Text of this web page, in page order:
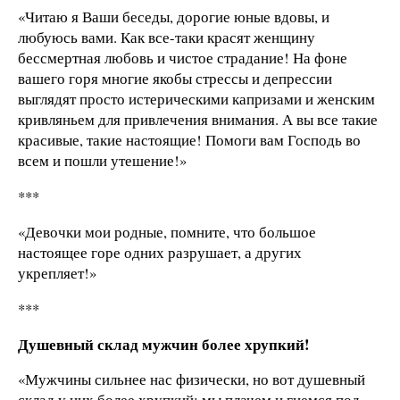
«Читаю я Ваши беседы, дорогие юные вдовы, и
любуюсь вами. Как все-таки красят женщину
бессмертная любовь и чистое страдание! На фоне
вашего горя многие якобы стрессы и депрессии
выглядят просто истерическими капризами и женским
кривляньем для привлечения внимания. А вы все такие
красивые, такие настоящие! Помоги вам Господь во
всем и пошли утешение!»
***
«Девочки мои родные, помните, что большое
настоящее горе одних разрушает, а других
укрепляет!»
***
Душевный склад мужчин более хрупкий!
«Мужчины сильнее нас физически, но вот душевный